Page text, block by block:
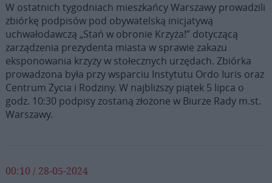
W ostatnich tygodniach mieszkańcy Warszawy prowadzili
zbiórkę podpisów pod obywatelską inicjatywą
uchwałodawczą „Stań w obronie Krzyża!” dotyczącą
zarządzenia prezydenta miasta w sprawie zakazu
eksponowania krzyży w stołecznych urzędach. Zbiórka
prowadzona była przy wsparciu Instytutu Ordo Iuris oraz
Centrum Życia i Rodziny. W najbliższy piątek 5 lipca o
godz. 10:30 podpisy zostaną złożone w Biurze Rady m.st.
Warszawy.
00:10 / 28-05-2024